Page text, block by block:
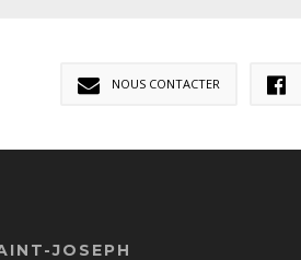
NOUS CONTACTER
JOSEPH